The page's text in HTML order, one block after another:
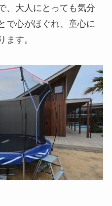
、大人にとっても気分
で心がほぐれ、童心に
ます。